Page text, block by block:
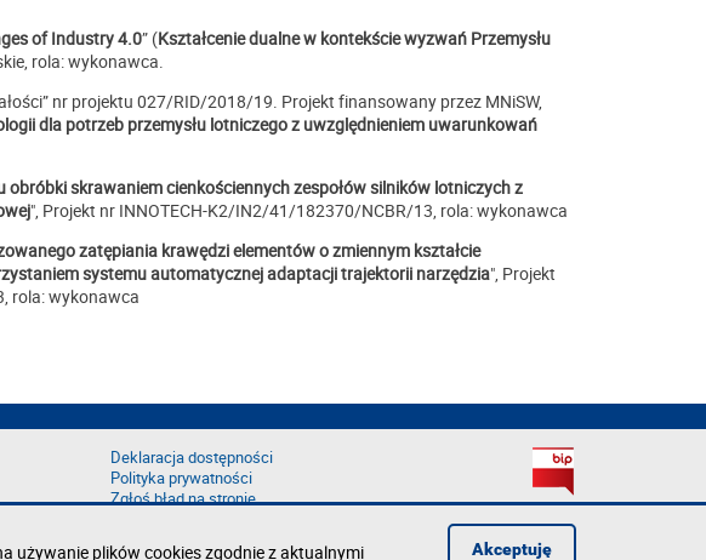
of Industry 4.0” (Kształcenie dualne w kontekście wyzwań Przemysłu
rola: wykonawca.
nr projektu 027/RID/2018/19. Projekt finansowany przez MNiSW,
dla potrzeb przemysłu lotniczego z uwzględnieniem uwarunkowań
skrawaniem cienkościennych zespołów silników lotniczych z
", Projekt nr INNOTECH-K2/IN2/41/182370/NCBR/13, rola: wykonawca
zatępiania krawędzi elementów o zmiennym kształcie
systemu automatycznej adaptacji trajektorii narzędzia", Projekt
rola: wykonawca
Deklaracja dostępności
Polityka prywatności
Zgłoś błąd na stronie
używanie plików cookies zgodnie z aktualnymi Akceptuję